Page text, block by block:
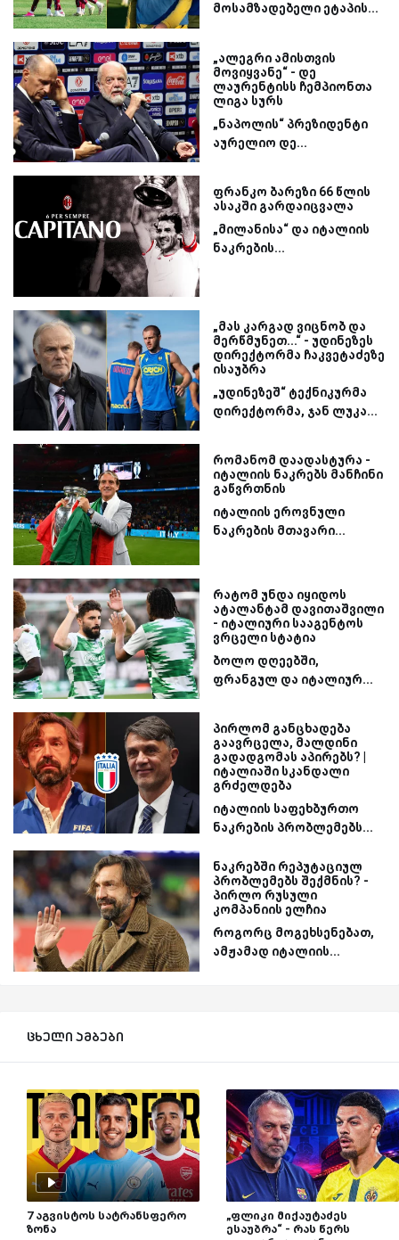
მოსამზადებელი ეტაპის...
„ალეგრი ამისთვის
მოვიყვანე“ - დე
ლაურენტისს ჩემპიონთა
ლიგა სურს
„ნაპოლის“ პრეზიდენტი
აურელიო დე...
ფრანკო ბარეზი 66 წლის
ასაკში გარდაიცვალა
„მილანისა“ და იტალიის
ნაკრების...
„მას კარგად ვიცნობ და
მერწმუნეთ...“ - უდინეზეს
დირექტორმა ჩაკვეტაძეზე
ისაუბრა
„უდინეზეშ“ ტექნიკურმა
დირექტორმა, ჯან ლუკა...
რომანომ დაადასტურა -
იტალიის ნაკრებს მანჩინი
გაწვრთნის
იტალიის ეროვნული
ნაკრების მთავარი...
რატომ უნდა იყიდოს
ატალანტამ დავითაშვილი
- იტალიური სააგენტოს
ვრცელი სტატია
ბოლო დღეებში,
ფრანგულ და იტალიურ...
პირლომ განცხადება
გაავრცელა, მალდინი
გადადგომას აპირებს? |
იტალიაში სკანდალი
გრძელდება
იტალიის საფეხბურთო
ნაკრების პრობლემებს...
ნაკრებში რეპუტაციულ
პრობლემებს შექმნის? -
პირლო რუსული
კომპანიის ელჩია
როგორც მოგეხსენებათ,
ამჟამად იტალიის...
ცხელი ამბები
7 აგვისტოს სატრანსფერო
ზონა
„ფლიკი მიქაუტაძეს
ესაუბრა“ - რას წერს